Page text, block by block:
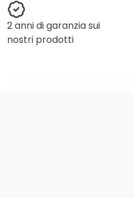
2 anni di garanzia sui
nostri prodotti